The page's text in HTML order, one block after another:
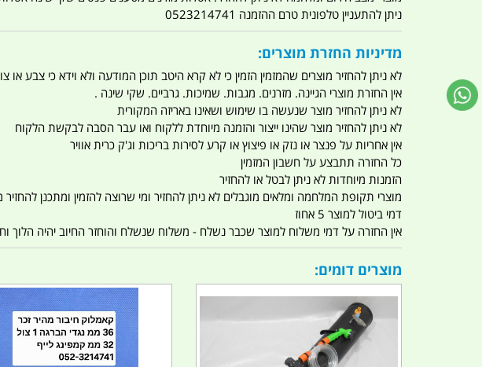
ניתן להתעניין טלפונית טרם ההזמנה 0523214741
מדיניות החזרת מוצרים:
לא ניתן להחזיר מוצרים שהמזמין הזמין כי לא קרא היטב תוכן המודעה ולא וידא כי צבע
אין החזרת מוצרי הגיינה. מזרנים. מגבות. שמיכות. גרביים. שקי שינה .
לא ניתן להחזיר מוצר שנעשה בו שימוש ושאינו באריזה המקורית
לא ניתן להחזיר מוצר שהינו ייצור והזמנה מיוחדת ללקוח ואו עבר הסבה לבקשת הלקוח
אין אחריות על פנצר או נזק או פיצוץ או קרע לסירות בריכות וג'ק כרית אוויר
כל החזרה תתבצע על חשבון המזמין
הזמנות מיוחדות לא ניתן לבטל או להחזיר
מוצרי תקופת המלחמה ומלאים מוגבלים לא ניתן להחזיר ומי שרוצה להזמין ומתכנן להחזיר
דמי ביטול למוצר 5 אחוז
אין החזרה על דמי משלוח למוצר שכבר נשלח - משלוח שנשלח והוחזר החיוב יהיה הלוך
מוצרים דומים: